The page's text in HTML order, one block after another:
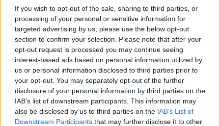
If you wish to opt-out of the sale, sharing to third parties, or
processing of your personal or sensitive information for
targeted advertising by us, please use the below opt-out
section to confirm your selection. Please note that after your
opt-out request is processed you may continue seeing
interest-based ads based on personal information utilized by
us or personal information disclosed to third parties prior to
your opt-out. You may separately opt-out of the further
disclosure of your personal information by third parties on the
IAB’s list of downstream participants. This information may
also be disclosed by us to third parties on the IAB’s List of
Downstream Participants that may further disclose it to other